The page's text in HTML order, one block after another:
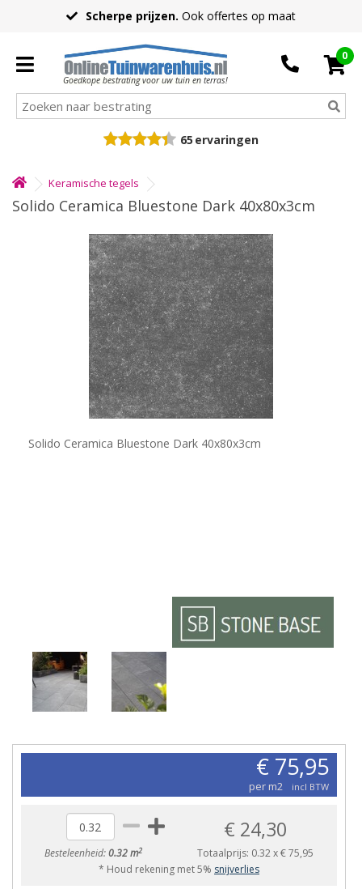
Scherpe prijzen. Ook offertes op maat
Goedkope bestrating voor uw tuin en terras!
0
65 ervaringen
Keramische tegels
Solido Ceramica Bluestone Dark 40x80x3cm
Solido Ceramica Bluestone Dark 40x80x3cm
€ 75,95
per m2 incl BTW
Besteleenheid:0.32 m2
€ 24,30
Totaalprijs: 0.32x€ 75,95
* Houd rekening met 5% snijverlies